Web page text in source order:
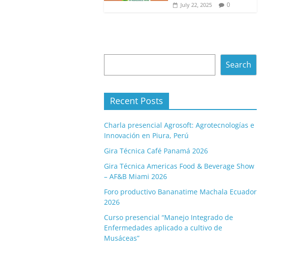
July 22, 2025 0
Search
Recent Posts
Charla presencial Agrosoft: Agrotecnologías e
Innovación en Piura, Perú
Gira Técnica Café Panamá 2026
Gira Técnica Americas Food & Beverage Show
– AF&B Miami 2026
Foro productivo Bananatime Machala Ecuador
2026
Curso presencial “Manejo Integrado de
Enfermedades aplicado a cultivo de
Musáceas”